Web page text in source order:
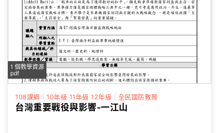
1 個教學資源
pdf
108課綱 10年級 11年級 12年級 全民國防教育
台灣重要戰役與影響-一江山